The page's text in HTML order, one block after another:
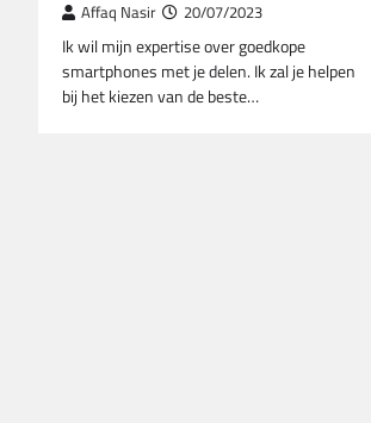
Affaq Nasir 20/07/2023
Ik wil mijn expertise over goedkope
smartphones met je delen. Ik zal je helpen
bij het kiezen van de beste…